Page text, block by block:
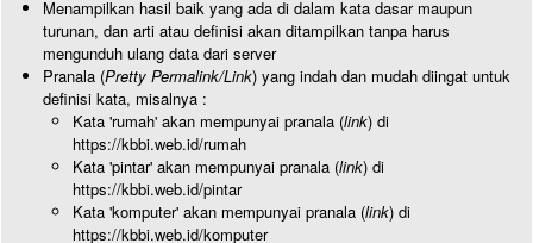
Menampilkan hasil baik yang ada di dalam kata dasar maupun
turunan, dan arti atau definisi akan ditampilkan tanpa harus
mengunduh ulang data dari server
Pranala (Pretty Permalink/Link) yang indah dan mudah diingat untuk
definisi kata, misalnya :
Kata 'rumah' akan mempunyai pranala (link) di
https://kbbi.web.id/rumah
Kata 'pintar' akan mempunyai pranala (link) di
https://kbbi.web.id/pintar
Kata 'komputer' akan mempunyai pranala (link) di
https://kbbi.web.id/komputer